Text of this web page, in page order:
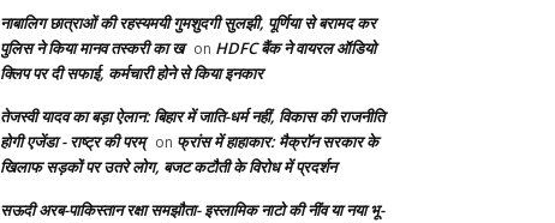
नाबालिग छात्राओं की रहस्यमयी गुमशुदगी सुलझी, पूर्णिया से बरामद कर
पुलिस ने किया मानव तस्करी का ख on HDFC बैंक ने वायरल ऑडियो
क्लिप पर दी सफाई, कर्मचारी होने से किया इनकार
तेजस्वी यादव का बड़ा ऐलान: बिहार में जाति-धर्म नहीं, विकास की राजनीति
होगी एजेंडा - राष्ट्र की परम् on फ्रांस में हाहाकार: मैक्रॉन सरकार के
खिलाफ सड़कों पर उतरे लोग, बजट कटौती के विरोध में प्रदर्शन
सऊदी अरब-पाकिस्तान रक्षा समझौता- इस्लामिक नाटो की नींव या नया भू-